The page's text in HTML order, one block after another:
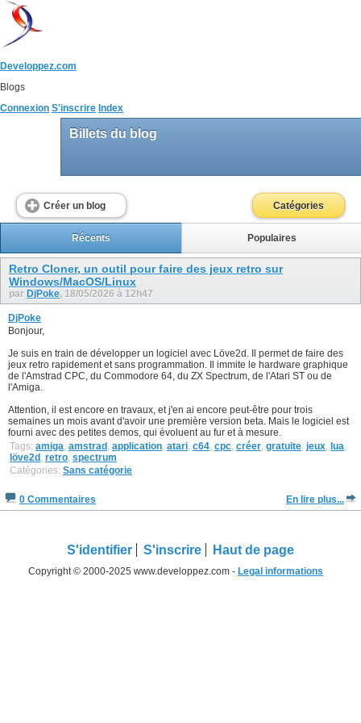
Developpez.com
Blogs
Connexion S'inscrire Index
Billets du blog
Créer un blog Catégories
Récents Populaires
Retro Cloner, un outil pour faire des jeux retro sur
Windows/MacOS/Linux
par DjPoke, 18/05/2026 à 12h47
DjPoke
Bonjour,
Je suis en train de développer un logiciel avec Löve2d. Il permet de faire des
jeux retro rapidement et sans programmation. Il immite le hardware graphique
de l'Amstrad CPC, du Commodore 64, du ZX Spectrum, de l'Atari ST ou de
l'Amiga.
Attention, il est encore en travaux, et j'en ai encore peut-être pour trois
semaines un mois avant d'avoir une première version beta. Mais le logiciel est
fourni avec des petites demos, qui évoluent au fur et à mesure.
Tags: amiga amstrad application atari c64 cpc créer gratuite jeux lua
löve2d retro spectrum
Catégories: Sans catégorie
0 Commentaires En lire plus...
S'identifier S'inscrire Haut de page
Copyright © 2000-2025 www.developpez.com - Legal informations